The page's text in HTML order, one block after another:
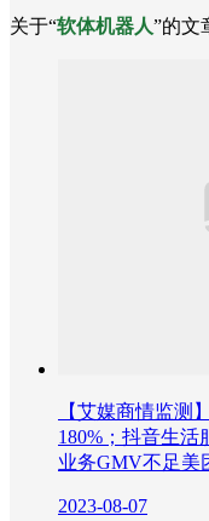
关于“软体机器人”的文
【艾媒商情监测
180%；抖音生
业务GMV不足美
2023-08-07